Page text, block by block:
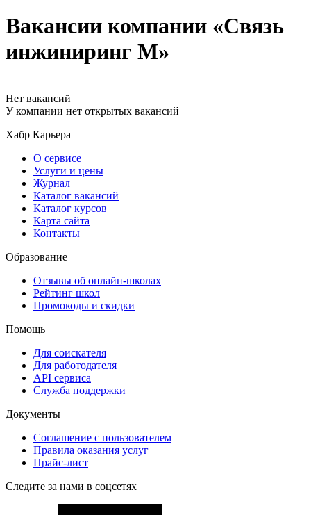
Вакансии компании «Связь
инжиниринг М»
Нет вакансий
У компании нет открытых вакансий
Хабр Карьера
О сервисе
Услуги и цены
Журнал
Каталог вакансий
Каталог курсов
Карта сайта
Контакты
Образование
Отзывы об онлайн-школах
Рейтинг школ
Промокоды и скидки
Помощь
Для соискателя
Для работодателя
API сервиса
Служба поддержки
Документы
Соглашение с пользователем
Правила оказания услуг
Прайс-лист
Следите за нами в соцсетях